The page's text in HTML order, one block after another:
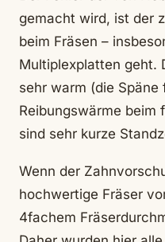
gemacht wird, ist der
beim Fräsen –
Multiplexplatten geht.
sehr warm (die
Reibungswärme beim
sind sehr kurze
Wenn der
hochwertige Fräser
4fachem